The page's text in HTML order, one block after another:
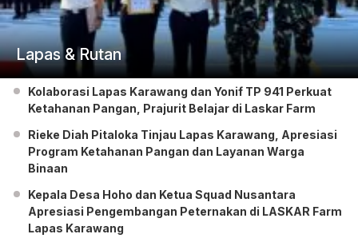
Lapas & Rutan
Kolaborasi Lapas Karawang dan Yonif TP 941 Perkuat
Ketahanan Pangan, Prajurit Belajar di Laskar Farm
Rieke Diah Pitaloka Tinjau Lapas Karawang, Apresiasi
Program Ketahanan Pangan dan Layanan Warga
Binaan
Kepala Desa Hoho dan Ketua Squad Nusantara
Apresiasi Pengembangan Peternakan di LASKAR Farm
Lapas Karawang